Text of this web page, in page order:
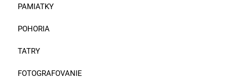
PAMIATKY
POHORIA
TATRY
FOTOGRAFOVANIE